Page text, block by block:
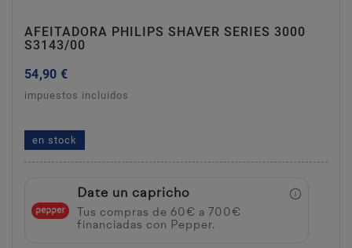
AFEITADORA PHILIPS SHAVER SERIES 3000
S3143/00
54,90 €
impuestos incluidos
en stock
Date un capricho
Tus compras de 60€ a 700€
financiadas con Pepper.